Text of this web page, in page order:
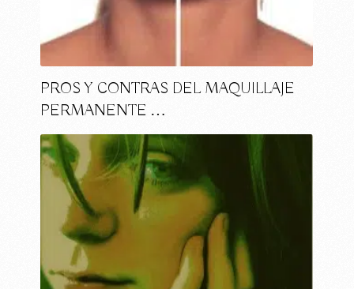
PROS Y CONTRAS DEL MAQUILLAJE
PERMANENTE …